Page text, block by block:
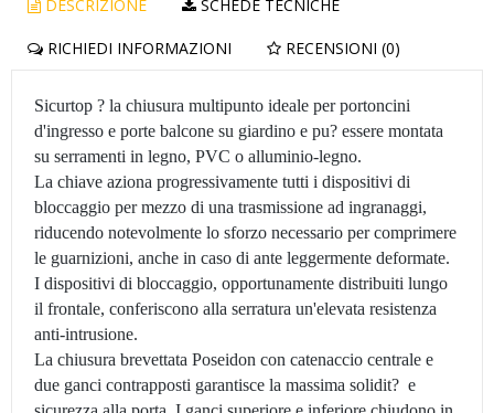
DESCRIZIONE SCHEDE TECNICHE
RICHIEDI INFORMAZIONI RECENSIONI (0)
Sicurtop ? la chiusura multipunto ideale per portoncini
d'ingresso e porte balcone su giardino e pu? essere montata
su serramenti in legno, PVC o alluminio-legno.
La chiave aziona progressivamente tutti i dispositivi di
bloccaggio per mezzo di una trasmissione ad ingranaggi,
riducendo notevolmente lo sforzo necessario per comprimere
le guarnizioni, anche in caso di ante leggermente deformate.
I dispositivi di bloccaggio, opportunamente distribuiti lungo
il frontale, conferiscono alla serratura un'elevata resistenza
anti-intrusione.
La chiusura brevettata Poseidon con catenaccio centrale e
due ganci contrapposti garantisce la massima solidit? e